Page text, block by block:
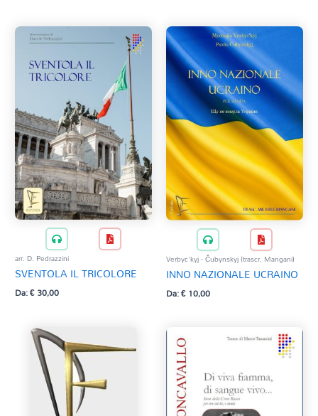
arr. D. Pedrazzini
SVENTOLA IL TRICOLORE
Da:€30,00
Verbyc'kyj - Čubynskyj (trascr. Mangani)
INNO NAZIONALE UCRAINO
Da:€10,00